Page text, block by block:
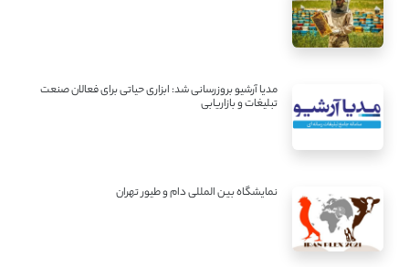
مدیا آرشیو بروزرسانی شد: ابزاری حیاتی برای فعالان صنعت
تبلیغات و بازاریابی
نمایشگاه بین المللی دام و طیور تهران